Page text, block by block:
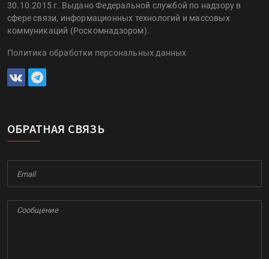
30.10.2015 г. Выдано Федеральной службой по надзору в
сфере связи, информационных технологий и массовых
коммуникаций (Роскомнадзором).
Политика обработки персональных данных
ОБРАТНАЯ СВЯЗЬ